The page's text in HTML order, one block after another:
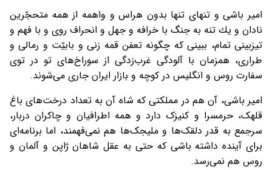
امير باشی و تنهای تنها بدون هراس و واهمه از همه متحجّرين
نادان و يك تنه به جنگ با خرافه و جهل و انحراف روی و با فهم و
تیزبینی تمام، ببينی كه چگونه تعفن قمه زنی و بابيّت و رمالی و
طراری، همزمان با آلودگی غرب‌زدگی از سوراخ‌های تو در توی
سفارت روس و انگليس در كوچه و بازار ايران جاری می‌شوند.
امير باشی، آن هم در مملکتی که شاه آن به تعداد درخت‌های باغ
قلهک، حرمسرا و کنيزک دارد و همه اطرافیان و چاکران دربار،
سرجمع به قدر دلقک‌ها و مليجک‌ها هم نمی‌فهمند، اما برنامه‌ای
برای آينده داشته باشی که حتی به عقل شاهان ژاپن و آلمان و
روس هم نمی‌رسد.